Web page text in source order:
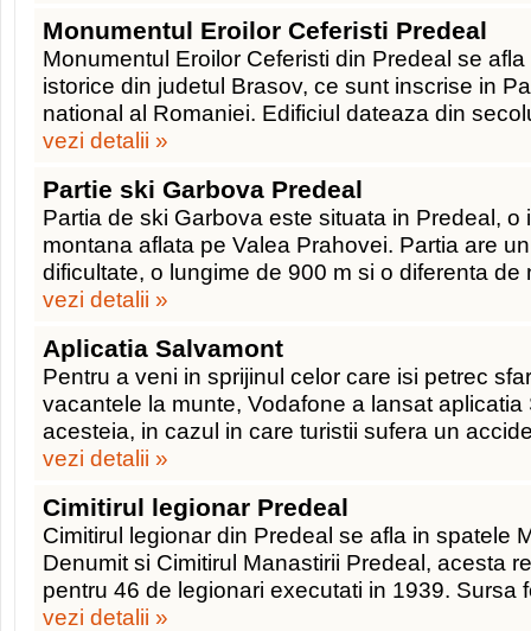
Monumentul Eroilor Ceferisti Predeal
Monumentul Eroilor Ceferisti din Predeal se
istorice din judetul Brasov, ce sunt inscrise in
national al Romaniei. Edificiul dateaza din
vezi detalii »
Partie ski Garbova Predeal
Partia de ski Garbova este situata in Predeal, o
montana aflata pe Valea Prahovei. Partia are
dificultate, o lungime de 900 m si o diferenta de
vezi detalii »
Aplicatia Salvamont
Pentru a veni in sprijinul celor care isi petrec
vacantele la munte, Vodafone a lansat
acesteia, in cazul in care turistii sufera un
vezi detalii »
Cimitirul legionar Predeal
Cimitirul legionar din Predeal se afla in spatele
Denumit si Cimitirul Manastirii Predeal, acesta
pentru 46 de legionari executati in 1939. Sursa
vezi detalii »